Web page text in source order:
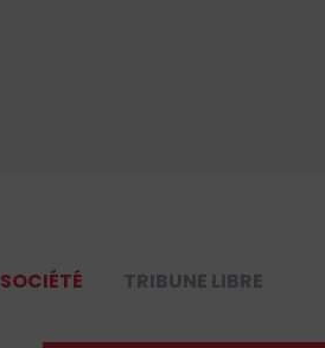
SOCIÉTÉ TRIBUNE LIBRE